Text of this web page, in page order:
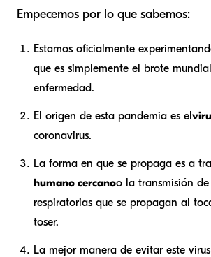
Empecemos por lo que sabemos:
Estamos oficialmente
que es simplemente el brote
enfermedad.
El origen de esta pandemia es el
coronavirus.
La forma en que se propaga es a
humano cercanoo la transmisión
respiratorias que se propagan al
toser.
La mejor manera de evitar este